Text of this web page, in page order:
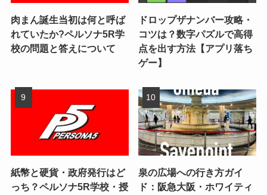
肉まん誕生当初は何と呼ば
れていたか?ペルソナ5R学
校の問題と答えについて
ドロップザナンバー攻略・
コツは？数字パズルで高得
点を出す方法【アプリ落ち
ゲー】
紙幣と硬貨・政府発行はど
っち？ペルソナ5R学校・授
泉の広場への行き方ガイ
ド：阪急大阪・ホワイティ